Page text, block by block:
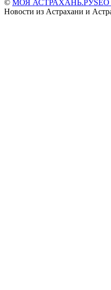
© МОЯ АСТРАХАНЬ.РУ
Новости из Астрахани и